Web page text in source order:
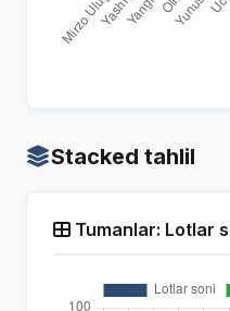
Stacked tahlil
Tumanlar: Lotlar